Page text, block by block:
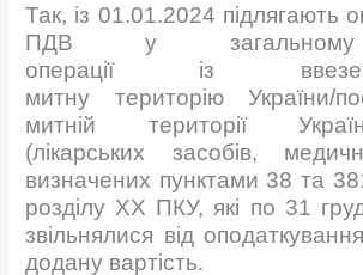
Так, із 01.01.2024 підлягають
ПДВ у загальному
операції із
митну територію України/
митній території
(лікарських засобів,
визначених пунктами 38 та
розділу ХХ ПКУ, які по 31
звільнялися від
додану вартість.